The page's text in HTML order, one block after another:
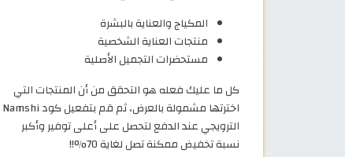
المكياج والعناية بالبشرة
منتجات العناية الشخصية
مستحضرات التجميل الأصلية
كل ما عليك فعله هو التحقق من أن المنتجات التي
اخترتها مشمولة بالعرض، ثم قم بتفعيل كود Namshi
الترويجي عند الدفع لتحصل على أعلى توفير وأكبر
نسبة تخفيض ممكنة تصل لغاية 70%!!